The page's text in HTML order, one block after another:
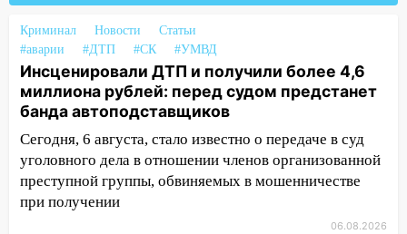
09:44
Ульяновские спасатели помогли
юному велосипедисту на улице
Чернышевского
08:21 В Заволжском районе украли два
велосипеда
07:18 В Ульяновск идет
тридцатиградусная жара: какая будет
погода в четверг
Четыре года борьбы: ульяновские
Криминал Новости
Статьи
#аварии
#ДТП #СК #УМВД
Инсценировали ДТП и получили более 4,6
миллиона рублей: перед судом предстанет
банда автоподставщиков
Сегодня, 6 августа, стало известно о передаче в суд
уголовного дела в отношении членов организованной
преступной группы, обвиняемых в мошенничестве
при получении
06.08.2026